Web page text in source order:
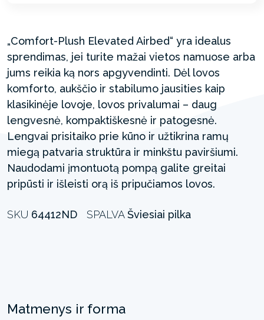
„Comfort-Plush Elevated Airbed“ yra idealus
sprendimas, jei turite mažai vietos namuose arba
jums reikia ką nors apgyvendinti. Dėl lovos
komforto, aukščio ir stabilumo jausities kaip
klasikinėje lovoje, lovos privalumai – daug
lengvesnė, kompaktiškesnė ir patogesnė.
Lengvai prisitaiko prie kūno ir užtikrina ramų
miegą patvaria struktūra ir minkštu paviršiumi.
Naudodami įmontuotą pompą galite greitai
pripūsti ir išleisti orą iš pripučiamos lovos.
SKU 64412ND SPALVAŠviesiai pilka
Matmenys ir forma